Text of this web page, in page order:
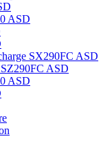
ASD
SX290FC ASD
ASD
ASD